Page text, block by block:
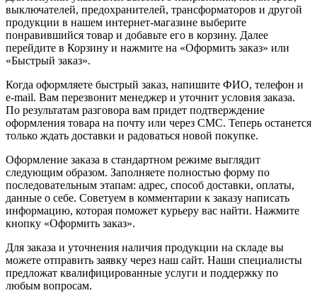
выключателей, предохранителей, трансформаторов и другой
продукции в нашем интернет-магазине выберите
понравившийся товар и добавьте его в корзину. Далее
перейдите в Корзину и нажмите на «Оформить заказ» или
«Быстрый заказ».
Когда оформляете быстрый заказ, напишите ФИО, телефон и
e-mail. Вам перезвонит менеджер и уточнит условия заказа.
По результатам разговора вам придет подтверждение
оформления товара на почту или через СМС. Теперь останется
только ждать доставки и радоваться новой покупке.
Оформление заказа в стандартном режиме выглядит
следующим образом. Заполняете полностью форму по
последовательным этапам: адрес, способ доставки, оплаты,
данные о себе. Советуем в комментарии к заказу написать
информацию, которая поможет курьеру вас найти. Нажмите
кнопку «Оформить заказ».
Для заказа и уточнения наличия продукции на складе вы
можете отправить заявку через наш сайт. Наши специалисты
предложат квалифицированные услуги и поддержку по
любым вопросам.